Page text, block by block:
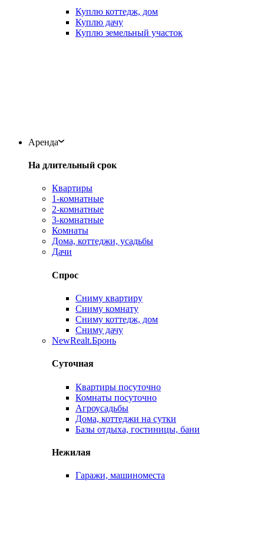
Куплю коттедж, дом
Куплю дачу
Куплю земельный участок
Аренда
На длительный срок
Квартиры
1-комнатные
2-комнатные
3-комнатные
Комнаты
Дома, коттеджи, усадьбы
Дачи
Спрос
Сниму квартиру
Сниму комнату
Сниму коттедж, дом
Сниму дачу
NewRealt.Бронь
Суточная
Квартиры посуточно
Комнаты посуточно
Агроусадьбы
Дома, коттеджи на сутки
Базы отдыха, гостиницы, бани
Нежилая
Гаражи, машиноместа